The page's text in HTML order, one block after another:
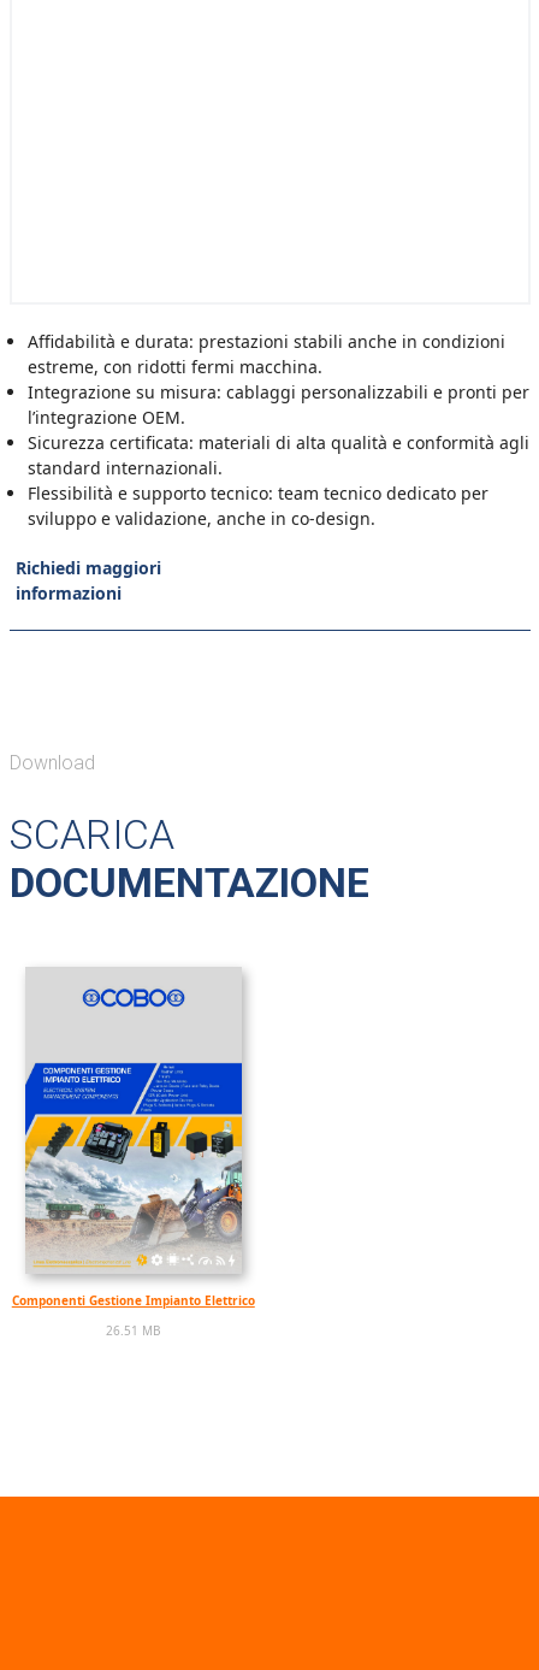
Affidabilità e durata: prestazioni stabili anche in condizioni
estreme, con ridotti fermi macchina.
Integrazione su misura: cablaggi personalizzabili e pronti per
l’integrazione OEM.
Sicurezza certificata: materiali di alta qualità e conformità agli
standard internazionali.
Flessibilità e supporto tecnico: team tecnico dedicato per
sviluppo e validazione, anche in co-design.
Richiedi maggiori
informazioni
Download
SCARICA
DOCUMENTAZIONE
Componenti Gestione Impianto Elettrico
26.51 MB